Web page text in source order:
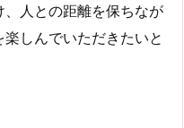
人との距離を保ちなが
しんでいただきたいと